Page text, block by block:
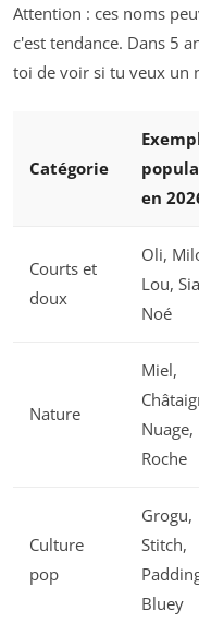
Attention : ces noms
c'est tendance. Dans 5
toi de voir si tu veux
Catégorie
en
Courts et
doux
Oli,
Lou,
Noé
Nature
Miel,
Nuage,
Roche
Culture
pop
Grogu,
Stitch,
Bluey